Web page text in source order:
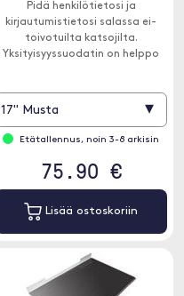
Pidä henkilötietosi ja
kirjautumistietosi salassa ei-
toivotuilta katsojilta.
Yksityisyyssuodatin on helppo
17" Musta ▾
Etätallennus, noin 3-8 arkisin
75.90 €
Lisää ostoskoriin